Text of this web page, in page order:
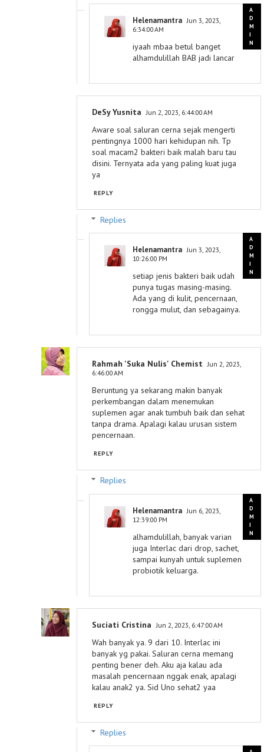
Helenamantra Jun 3, 2023,
6:34:00 AM
iyaah mbaa betul banget
alhamdulillah BAB jadi lancar
DeSy Yusnita Jun 2, 2023, 6:44:00 AM
Aware soal saluran cerna sejak mengerti
pentingnya 1000 hari kehidupan nih. Tp
soal macam2 bakteri baik malah baru tau
disini. Ternyata ada yang paling kuat juga
ya
REPLY
Replies
Helenamantra Jun 3, 2023,
10:26:00 PM
setiap jenis bakteri baik udah
punya tugas masing-masing.
Ada yang di kulit, pencernaan,
rongga mulut, dan sebagainya.
Rahmah 'Suka Nulis' Chemist Jun 2, 2023,
6:46:00 AM
Beruntung ya sekarang makin banyak
perkembangan dalam menemukan
suplemen agar anak tumbuh baik dan sehat
tanpa drama. Apalagi kalau urusan sistem
pencernaan.
REPLY
Replies
Helenamantra Jun 6, 2023,
12:39:00 PM
alhamdulillah, banyak varian
juga Interlac dari drop, sachet,
sampai kunyah untuk suplemen
probiotik keluarga.
Suciati Cristina Jun 2, 2023, 6:47:00 AM
Wah banyak ya. 9 dari 10. Interlac ini
banyak yg pakai. Saluran cerna memang
penting bener deh. Aku aja kalau ada
masalah pencernaan nggak enak, apalagi
kalau anak2 ya. Sid Uno sehat2 yaa
REPLY
Replies